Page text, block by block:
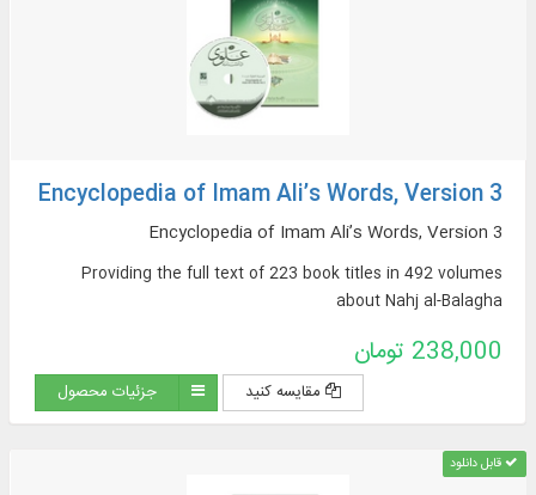
Encyclopedia of Imam Ali’s Words, Version 3
Encyclopedia of Imam Ali’s Words, Version 3
Providing the full text of 223 book titles in 492 volumes
about Nahj al-Balagha
238,000 تومان
مقایسه کنید جزئیات محصول
قابل دانلود